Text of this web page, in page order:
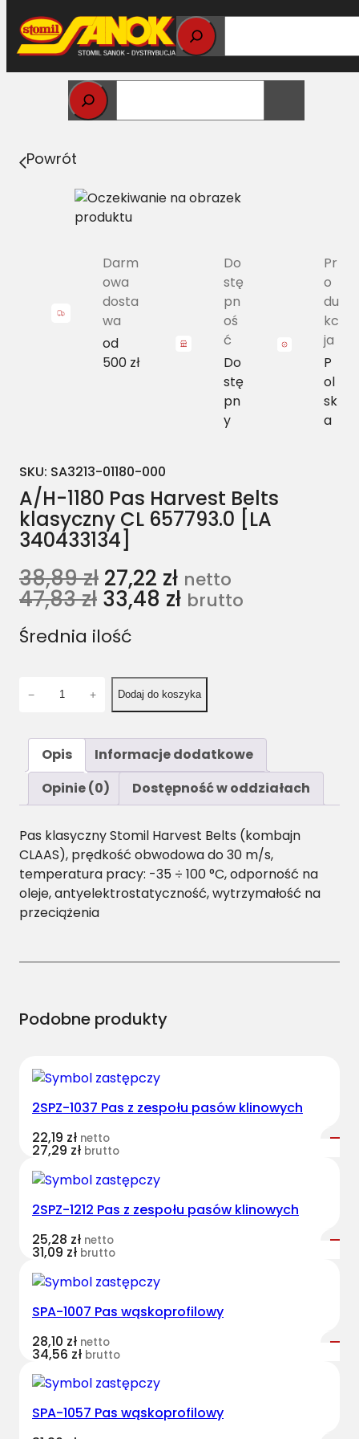
Przejdź
do
treści
Strona główna>
klasyczny CL 657793.0 [LA 340433134]
Powrót
Darm
owa
dosta
wa
od
500 zł
Do
stę
pn
oś
ć
Do
stę
pn
y
Pr
o
du
kc
ja
P
ol
sk
a
SKU: SA3213-01180-000
A/H-1180 Pas Harvest Belts
klasyczny CL 657793.0 [LA
340433134]
38,89zł 27,22 zł netto
47,83zł 33,48 zł brutto
Średnia ilość
/
-
1
1
8
0
a
− + Dodaj do koszyka
Opis
Informacje dodatkowe
Opinie (0)
Dostępność w oddziałach
Pas klasyczny Stomil Harvest Belts (kombajn
CLAAS), prędkość obwodowa do 30 m/s,
temperatura pracy: -35 ÷ 100 °C, odporność na
oleje, antyelektrostatyczność, wytrzymałość na
przeciążenia
Podobne produkty
2SPZ-1037 Pas z zespołu pasów klinowych
22,19 zł netto
27,29 zł brutto
2SPZ-1212 Pas z zespołu pasów klinowych
25,28 zł netto
31,09 zł brutto
SPA-1007 Pas wąskoprofilowy
28,10 zł netto
34,56 zł brutto
SPA-1057 Pas wąskoprofilowy